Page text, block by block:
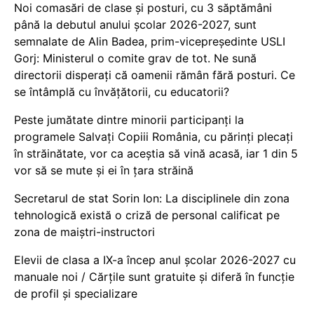
Noi comasări de clase și posturi, cu 3 săptămâni
până la debutul anului școlar 2026-2027, sunt
semnalate de Alin Badea, prim-vicepreședinte USLI
Gorj: Ministerul o comite grav de tot. Ne sună
directorii disperați că oamenii rămân fără posturi. Ce
se întâmplă cu învățătorii, cu educatorii?
Peste jumătate dintre minorii participanți la
programele Salvați Copiii România, cu părinți plecați
în străinătate, vor ca aceștia să vină acasă, iar 1 din 5
vor să se mute și ei în țara străină
Secretarul de stat Sorin Ion: La disciplinele din zona
tehnologică există o criză de personal calificat pe
zona de maiștri-instructori
Elevii de clasa a IX-a încep anul școlar 2026-2027 cu
manuale noi / Cărțile sunt gratuite și diferă în funcție
de profil și specializare